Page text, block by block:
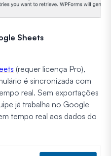
Sheets
(requer licença Pro),
é sincronizada com
real. Sem exportações
já trabalha no Google
tempo real aos dados do